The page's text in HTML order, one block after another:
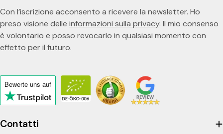
Contatti
Con l’iscrizione acconsento a ricevere la newsletter. Ho
preso visione delle informazioni sulla privacy. Il mio consenso
è volontario e posso revocarlo in qualsiasi momento con
effetto per il futuro.
Bewerte uns auf
Click
to
view